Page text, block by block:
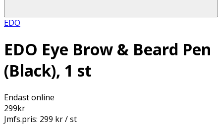
EDO
EDO Eye Brow & Beard Pen
(Black), 1 st
Endast online
299kr
Jmfs.pris: 299 kr / st